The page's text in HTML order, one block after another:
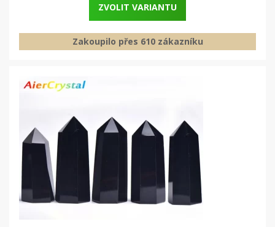
ZVOLIT VARIANTU
Zakoupilo přes 610 zákazníku